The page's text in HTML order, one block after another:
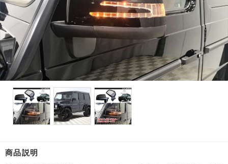
商品説明